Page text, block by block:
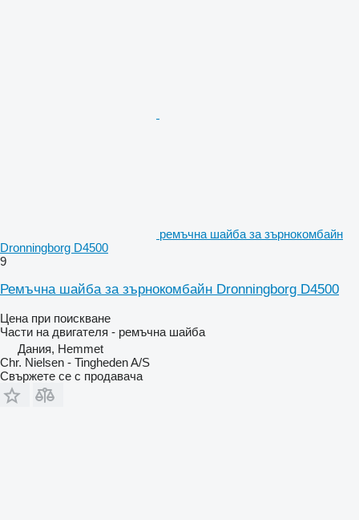
ремъчна шайба за зърнокомбайн
Dronningborg D4500
9
Ремъчна шайба за зърнокомбайн Dronningborg D4500
Цена при поискване
Части на двигателя - ремъчна шайба
Дания, Hemmet
Chr. Nielsen - Tingheden A/S
Свържете се с продавача